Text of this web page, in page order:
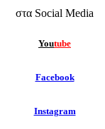
στα Social Media
Youtube
Facebook
Instagram